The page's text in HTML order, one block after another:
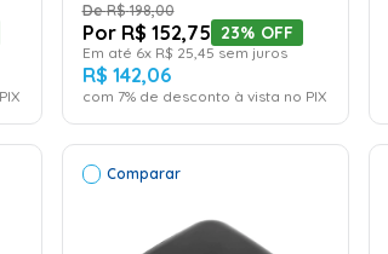
R$ 198,00
R$ 152,75 23% OFF
Em até 6x R$ 25,45 sem juros
R$ 142,06
com 7% de desconto à vista no PIX
Comparar